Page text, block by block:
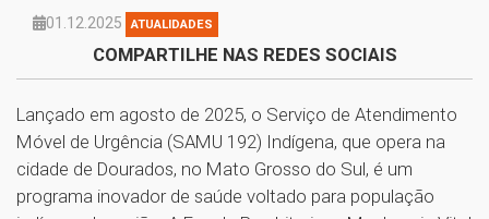
01.12.2025 ATUALIDADES
COMPARTILHE NAS REDES SOCIAIS
Lançado em agosto de 2025, o Serviço de Atendimento
Móvel de Urgência (SAMU 192) Indígena, que opera na
cidade de Dourados, no Mato Grosso do Sul, é um
programa inovador de saúde voltado para população